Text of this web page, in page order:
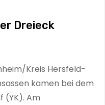
Dreieck
Kreis Hersfeld-
kamen bei dem
(YK). Am